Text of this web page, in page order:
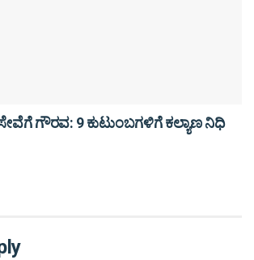
ಸೇವೆಗೆ ಗೌರವ: 9 ಕುಟುಂಬಗಳಿಗೆ ಕಲ್ಯಾಣ ನಿಧಿ